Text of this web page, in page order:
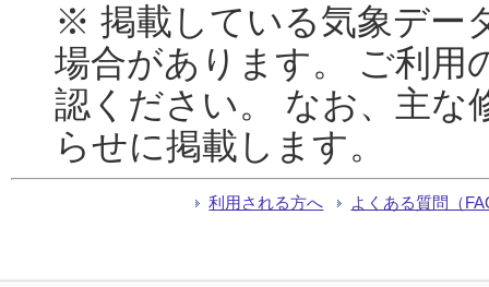
※ 掲載している気象デー
場合があります。 ご利用
認ください。 なお、主な
らせに掲載します。
利用される方へ よくある質問（